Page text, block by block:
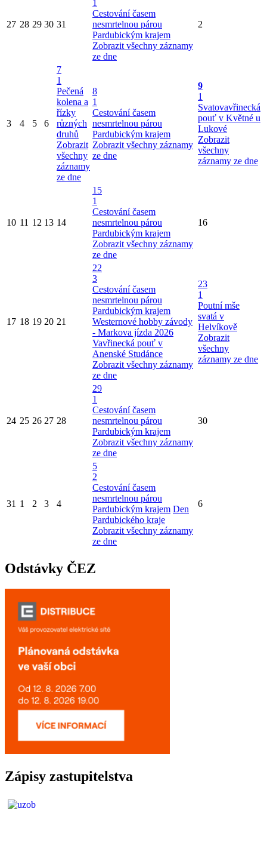
27 28 29 30 31
1
Cestování časem
nesmrtelnou párou
Pardubickým krajem
Zobrazit všechny záznamy
ze dne
2
3 4 5 6
7
1
Pečená
kolena a
řízky
různých
druhů
Zobrazit
všechny
záznamy
ze dne
8
1
Cestování časem
nesmrtelnou párou
Pardubickým krajem
Zobrazit všechny záznamy
ze dne
9
1
Svatovavřinecká
pouť v Květné u
Lukové
Zobrazit
všechny
záznamy ze dne
10 11 12 13 14
15
1
Cestování časem
nesmrtelnou párou
Pardubickým krajem
Zobrazit všechny záznamy
ze dne
16
17 18 19 20 21
22
3
Cestování časem
nesmrtelnou párou
Pardubickým krajem
Westernové hobby závody
- Markova jízda 2026
Vavřinecká pouť v
Anenské Studánce
Zobrazit všechny záznamy
ze dne
23
1
Poutní mše
svatá v
Helvíkově
Zobrazit
všechny
záznamy ze dne
24 25 26 27 28
29
1
Cestování časem
nesmrtelnou párou
Pardubickým krajem
Zobrazit všechny záznamy
ze dne
30
31 1 2 3 4
5
2
Cestování časem
nesmrtelnou párou
Pardubickým krajem Den
Pardubického kraje
Zobrazit všechny záznamy
ze dne
6
Odstávky ČEZ
Zápisy zastupitelstva